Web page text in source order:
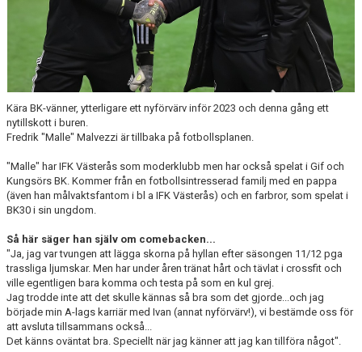
Kära BK-vänner, ytterligare ett nyförvärv inför 2023 och denna gång ett
nytillskott i buren.
Fredrik "Malle" Malvezzi är tillbaka på fotbollsplanen.
"Malle" har IFK Västerås som moderklubb men har också spelat i Gif och
Kungsörs BK. Kommer från en fotbollsintresserad familj med en pappa
(även han målvaktsfantom i bl a IFK Västerås) och en farbror, som spelat i
BK30 i sin ungdom.
Så här säger han själv om comebacken...
"Ja, jag var tvungen att lägga skorna på hyllan efter säsongen 11/12 pga
trassliga ljumskar. Men har under åren tränat hårt och tävlat i crossfit och
ville egentligen bara komma och testa på som en kul grej.
Jag trodde inte att det skulle kännas så bra som det gjorde...och jag
började min A-lags karriär med Ivan (annat nyförvärv!), vi bestämde oss för
att avsluta tillsammans också...
Det känns oväntat bra. Speciellt när jag känner att jag kan tillföra något".